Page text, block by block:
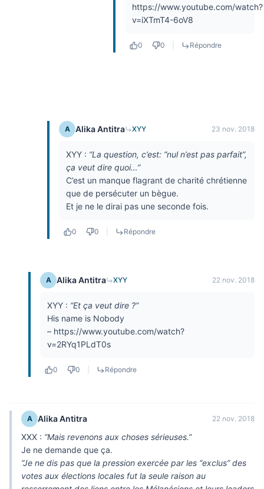
https://www.youtube.com/watch?
v=iXTmT4-6oV8
0 0 Répondre
A Alika Antitra XYY 23 nov. 2018
XYY : “La question, c’est: “nul n’est pas parfait”,
ça veut dire quoi…”
C’est un manque flagrant de charité chrétienne
que de persécuter un bègue.
Et je ne le dirai pas une seconde fois.
0 0 Répondre
A Alika Antitra XYY 22 nov. 2018
XYY : “Et ça veut dire ?”
His name is Nobody
– https://www.youtube.com/watch?
v=2RYq1PLdT0s
0 0 Répondre
A Alika Antitra 22 nov. 2018
XXX : “Mais revenons aux choses sérieuses.”
Je ne demande que ça.
“Je ne dis pas que la pression exercée par les “exclus” des
votes aux élections locales fut la seule raison au